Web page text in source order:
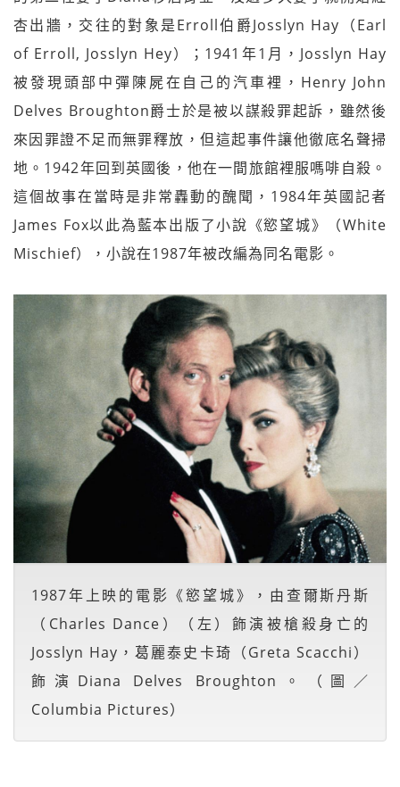
杏出牆，交往的對象是Erroll伯爵Josslyn Hay（Earl
of Erroll, Josslyn Hey）；1941年1月，Josslyn Hay
被發現頭部中彈陳屍在自己的汽車裡，Henry John
Delves Broughton爵士於是被以謀殺罪起訴，雖然後
來因罪證不足而無罪釋放，但這起事件讓他徹底名聲掃
地。1942年回到英國後，他在一間旅館裡服嗎啡自殺。
這個故事在當時是非常轟動的醜聞，1984年英國記者
James Fox以此為藍本出版了小說《慾望城》（White
Mischief），小說在1987年被改編為同名電影。
1987年上映的電影《慾望城》，由查爾斯丹斯
（Charles Dance）（左）飾演被槍殺身亡的
Josslyn Hay，葛麗泰史卡琦（Greta Scacchi）
飾演Diana Delves Broughton。（圖／
Columbia Pictures）